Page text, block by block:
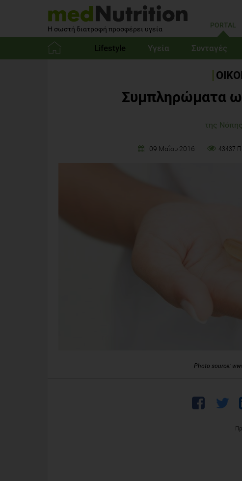
Η σωστή διατροφή προσφέρει υγεία PORTAL
Lifestyle Υγεία Συνταγές
Συμπληρώματα
της
09 Μαΐου 2016 43437
Photo source: